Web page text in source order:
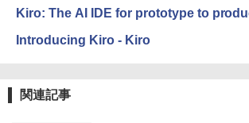
Kiro: The AI IDE for prototype to
Introducing Kiro - Kiro
関連記事